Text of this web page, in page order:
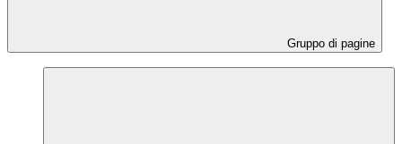
Gruppo di pagine